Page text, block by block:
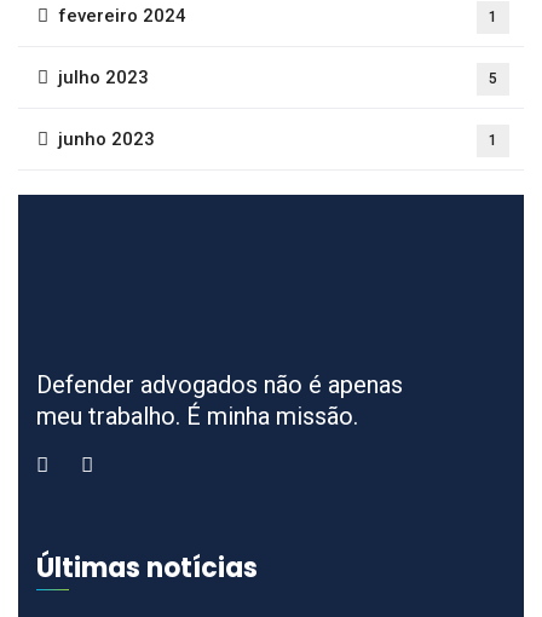
fevereiro 2024 1
julho 2023 5
junho 2023 1
Defender advogados não é apenas
meu trabalho. É minha missão.
Últimas notícias